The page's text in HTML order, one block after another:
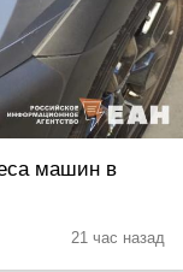
машин в
21 час назад